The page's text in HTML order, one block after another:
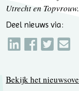
Utrecht en
Deel nieuws via:
Bekijk het